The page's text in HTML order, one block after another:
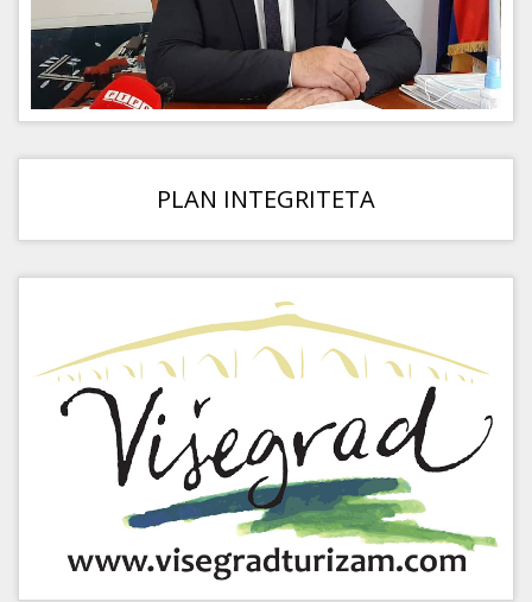
PLAN INTEGRITETA